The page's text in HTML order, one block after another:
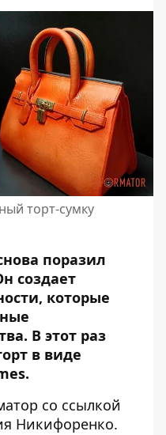
торт-сумку
поразил
создает
которые
В этот раз
в виде
со ссылкой
Никифоренко.